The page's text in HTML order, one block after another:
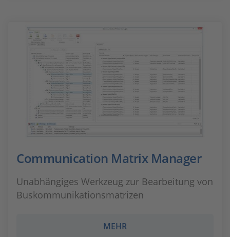
Communication Matrix Manager
Unabhängiges Werkzeug zur Bearbeitung von
Buskommunikationsmatrizen
MEHR